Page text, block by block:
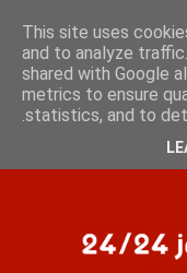
This site uses
and to analyze
shared with Google
metrics to ensure
statistics, and to